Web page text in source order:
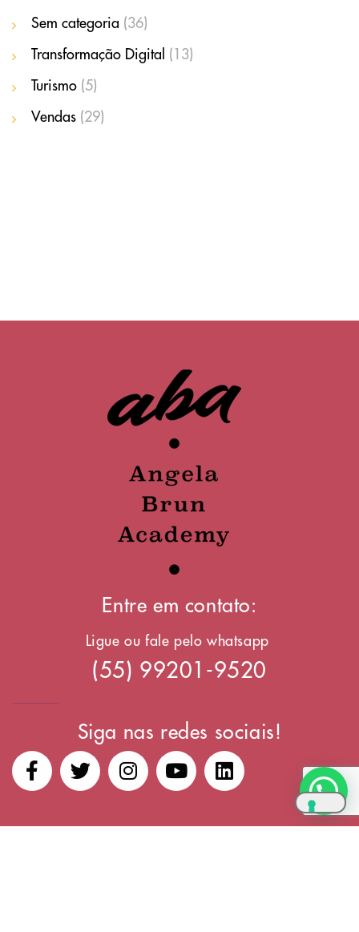
Sem categoria (36)
Transformação Digital (13)
Turismo (5)
Vendas (29)
Entre em contato:
Ligue ou fale pelo whatsapp
(55) 99201-9520
Siga nas redes sociais!
Precisa de ajuda?